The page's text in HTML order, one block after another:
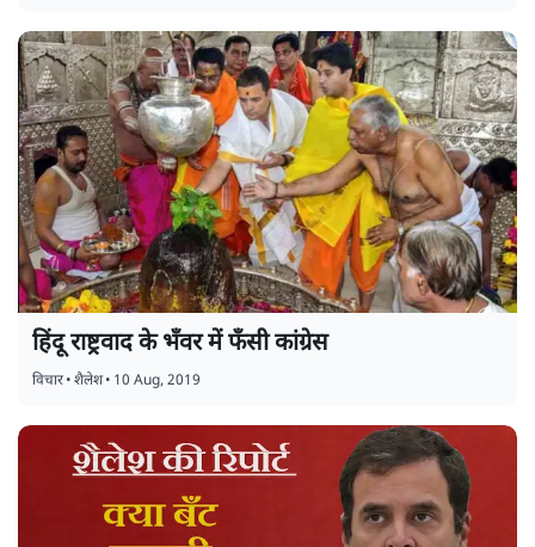
हिंदू राष्ट्रवाद के भँवर में फँसी कांग्रेस
विचार•शैलेश• 10 Aug, 2019